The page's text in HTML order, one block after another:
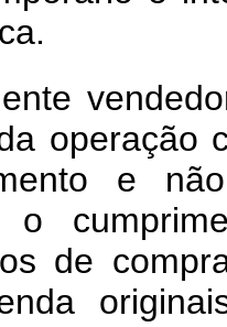
operação
e
o
de